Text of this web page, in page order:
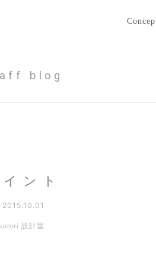
blog
ント
2015.10.01
設計室